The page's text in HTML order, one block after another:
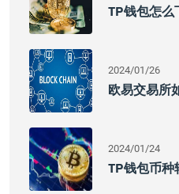
TP钱包怎么
2024/01/26
欧易交易所
2024/01/24
TP钱包币种